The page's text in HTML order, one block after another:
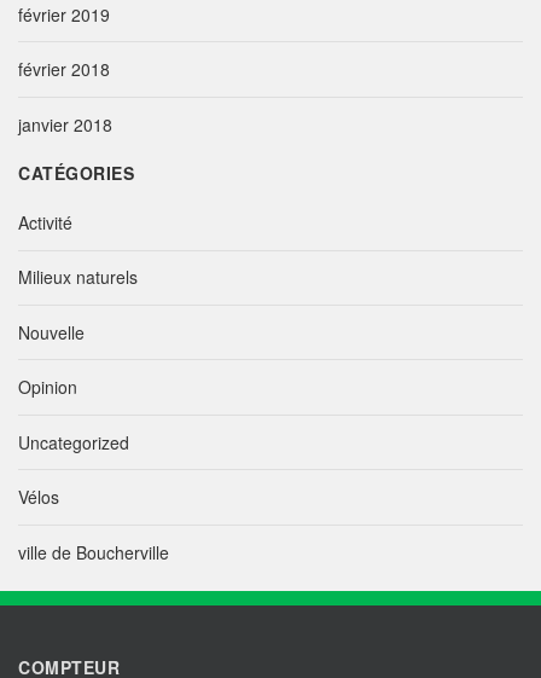
février 2019
février 2018
janvier 2018
CATÉGORIES
Activité
Milieux naturels
Nouvelle
Opinion
Uncategorized
Vélos
ville de Boucherville
COMPTEUR